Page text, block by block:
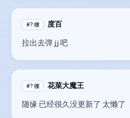
#? 樓 度百
拉出去弹 jj 吧
#? 樓 花菜大魔王
随缘 已经很久没更新了 太懒了